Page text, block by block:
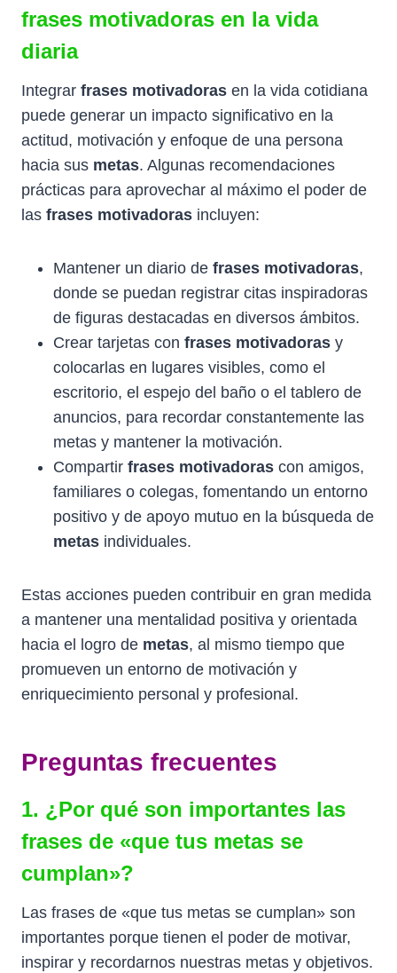
frases motivadoras en la vida
diaria
Integrar frases motivadoras en la vida cotidiana
puede generar un impacto significativo en la
actitud, motivación y enfoque de una persona
hacia sus metas. Algunas recomendaciones
prácticas para aprovechar al máximo el poder de
las frases motivadoras incluyen:
Mantener un diario de frases motivadoras,
donde se puedan registrar citas inspiradoras
de figuras destacadas en diversos ámbitos.
Crear tarjetas con frases motivadoras y
colocarlas en lugares visibles, como el
escritorio, el espejo del baño o el tablero de
anuncios, para recordar constantemente las
metas y mantener la motivación.
Compartir frases motivadoras con amigos,
familiares o colegas, fomentando un entorno
positivo y de apoyo mutuo en la búsqueda de
metas individuales.
Estas acciones pueden contribuir en gran medida
a mantener una mentalidad positiva y orientada
hacia el logro de metas, al mismo tiempo que
promueven un entorno de motivación y
enriquecimiento personal y profesional.
Preguntas frecuentes
1. ¿Por qué son importantes las
frases de «que tus metas se
cumplan»?
Las frases de «que tus metas se cumplan» son
importantes porque tienen el poder de motivar,
inspirar y recordarnos nuestras metas y objetivos.